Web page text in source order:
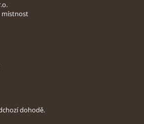
místnost
dohodě.